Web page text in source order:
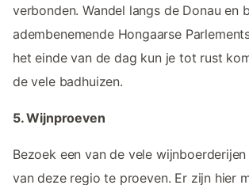
verbonden. Wandel langs de Donau en
adembenemende Hongaarse
het einde van de dag kun je tot rust
de vele badhuizen.
5. Wijnproeven
Bezoek een van de vele
van deze regio te proeven. Er zijn hier